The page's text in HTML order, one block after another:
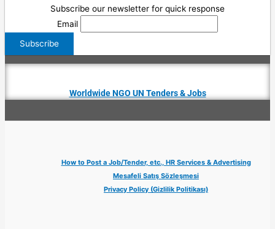
Subscribe our newsletter for quick response
Email
Worldwide NGO UN Tenders & Jobs
How to Post a Job/Tender, etc., HR Services & Advertising
Mesafeli Satış Sözleşmesi
Privacy Policy (Gizlilik Politikası)